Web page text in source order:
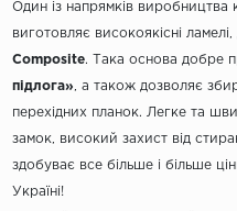
Один із напрямків виробництва
виготовляє високоякісні
Composite. Така основа добре
підлога» , а також дозволяє
перехідних планок. Легке та
замок, високий захист від
здобуває все більше і більше
Україні!